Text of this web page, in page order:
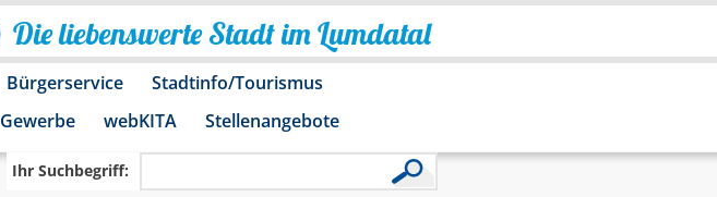
Die liebenswerte Stadt im Lumdatal
Bürgerservice
Stadtinfo/Tourismus
webKITA Stellenangebote
Ihr Suchbegriff: